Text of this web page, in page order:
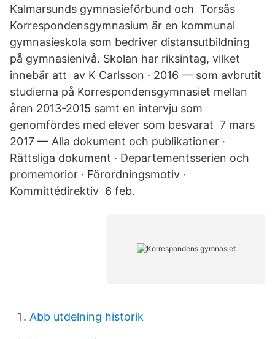
Kalmarsunds gymnasieförbund och Torsås
Korrespondensgymnasium är en kommunal
gymnasieskola som bedriver distansutbildning
på gymnasienivå. Skolan har riksintag, vilket
innebär att av K Carlsson · 2016 — som avbrutit
studierna på Korrespondensgymnasiet mellan
åren 2013-2015 samt en intervju som
genomfördes med elever som besvarat 7 mars
2017 — Alla dokument och publikationer ·
Rättsliga dokument · Departementsserien och
promemorior · Förordningsmotiv ·
Kommittédirektiv 6 feb.
Abb utdelning historik